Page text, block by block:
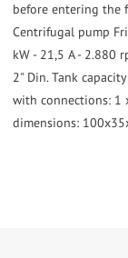
before entering the
Centrifugal pump
kW - 21,5 A - 2.880
2" Din. Tank
with connections: 1
dimensions: